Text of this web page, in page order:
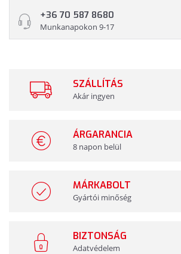
+36 70 587 8680
Munkanapokon 9-17
SZÁLLÍTÁS
Akár ingyen
ÁRGARANCIA
8 napon belül
MÁRKABOLT
Gyártói minőség
BIZTONSÁG
Adatvédelem